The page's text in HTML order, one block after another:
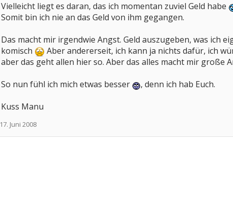
Vielleicht liegt es daran, das ich momentan zuviel Geld habe
Somit bin ich nie an das Geld von ihm gegangen.
Das macht mir irgendwie Angst. Geld auszugeben, was ich
komisch
Aber andererseit, ich kann ja nichts dafür, ich
aber das geht allen hier so. Aber das alles macht mir große
So nun fühl ich mich etwas besser
, denn ich hab Euch.
Kuss Manu
17. Juni 2008